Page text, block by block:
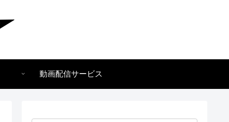
動画配信サービス